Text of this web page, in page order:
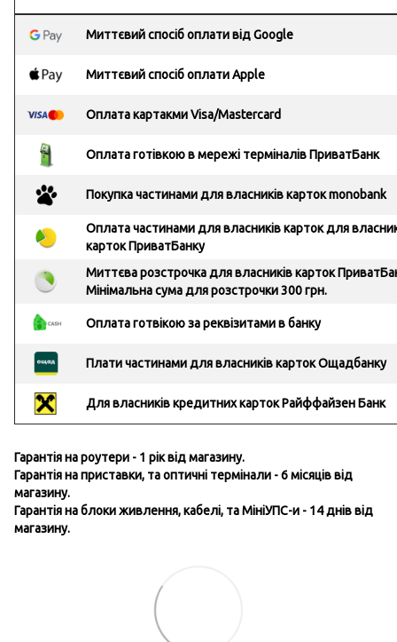
Миттєвий спосіб оплати від Google
Миттєвий спосіб оплати Apple
Оплата картакми Visa/Mastercard
Оплата готівкою в мережі терміналів ПриватБанк
Покупка частинами для власників карток monobank
Оплата частинами для власників карток для
карток ПриватБанку
Миттєва розстрочка для власників карток
Мінімальна сума для розстрочки 300 грн.
Оплата готвікою за реквізитами в банку
Плати частинами для власників карток Ощадбанку
Для власників кредитних карток Райффайзен Банк
Гарантія на роутери - 1 рік від магазину.
Гарантія на приставки, та оптичні термінали - 6 місяців від
магазину.
Гарантія на блоки живлення, кабелі, та МініУПС-и - 14 днів від
магазину.